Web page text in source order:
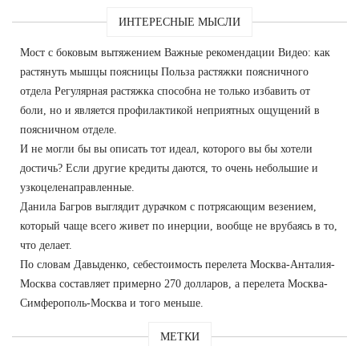
ИНТЕРЕСНЫЕ МЫСЛИ
Мост с боковым вытяжением Важные рекомендации Видео: как
растянуть мышцы поясницы Польза растяжки поясничного
отдела Регулярная растяжка способна не только избавить от
боли, но и является профилактикой неприятных ощущений в
поясничном отделе.
И не могли бы вы описать тот идеал, которого вы бы хотели
достичь? Если другие кредиты даются, то очень небольшие и
узкоцеленаправленные.
Данила Багров выглядит дурачком с потрясающим везением,
который чаще всего живет по инерции, вообще не врубаясь в то,
что делает.
По словам Давыденко, себестоимость перелета Москва-Анталия-
Москва составляет примерно 270 долларов, а перелета Москва-
Симферополь-Москва и того меньше.
МЕТКИ